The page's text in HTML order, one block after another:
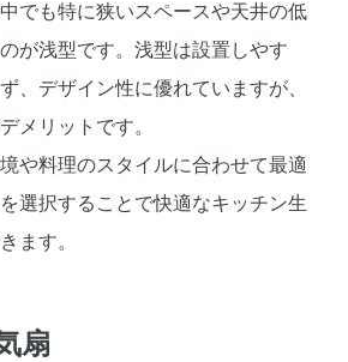
でも特に狭いスペースや天井の低
が浅型です。浅型は設置しやす
、デザイン性に優れていますが、
メリットです。
や料理のスタイルに合わせて最適
選択することで快適なキッチン生
ます。
扇